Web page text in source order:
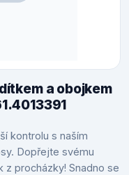
a obojkem
kontrolu s naším
Dopřejte svému
z procházky! Snadno se